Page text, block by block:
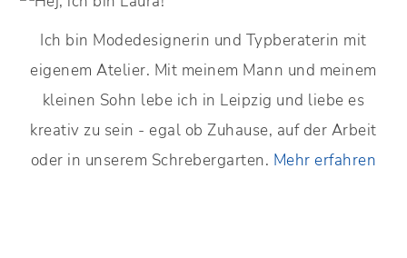
Ich bin Modedesignerin und Typberaterin mit
eigenem Atelier. Mit meinem Mann und meinem
kleinen Sohn lebe ich in Leipzig und liebe es
kreativ zu sein - egal ob Zuhause, auf der Arbeit
oder in unserem Schrebergarten. Mehr erfahren